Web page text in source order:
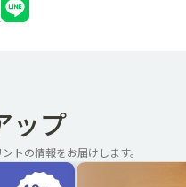
ップ
トの情報をお届けします。